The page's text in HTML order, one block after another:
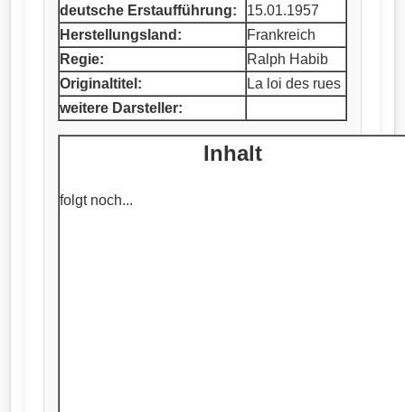
deutsche Erstaufführung:
15.01.1957
Herstellungsland:
Frankreich
Regie:
Ralph Habib
Originaltitel:
La loi des rues
weitere Darsteller:
Inhalt
folgt noch...